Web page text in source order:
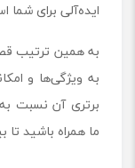
ایده‌آلی برای شما
به همین ترتیب
به ویژگی‌ها و
برتری آن نسبت
ما همراه باشید تا